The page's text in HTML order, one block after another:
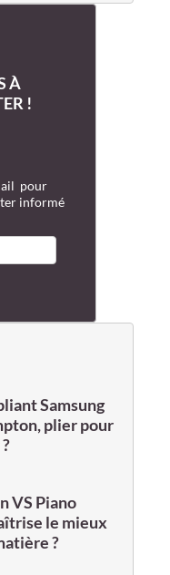
À
!
pour
informé
Samsung
plier pour
VS Piano
le mieux
?